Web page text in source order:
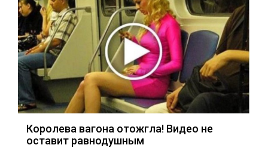
Королева вагона отожгла! Видео не
оставит равнодушным